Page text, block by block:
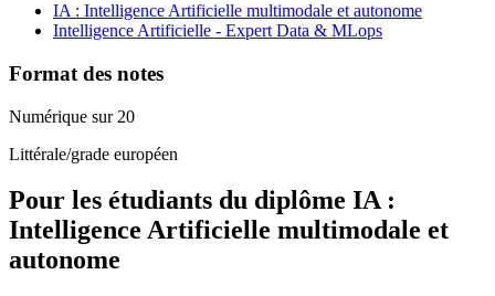
IA : Intelligence Artificielle multimodale et autonome
Intelligence Artificielle - Expert Data & MLops
Format des notes
Numérique sur 20
Littérale/grade européen
Pour les étudiants du diplôme IA :
Intelligence Artificielle multimodale et
autonome